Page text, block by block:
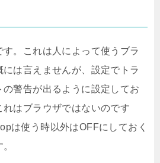
。これは人によって使うブラ
は言えませんが、設定でトラ
の警告が出るように設定してお
れはブラウザではないのです
は使う時以外はOFFにしておく